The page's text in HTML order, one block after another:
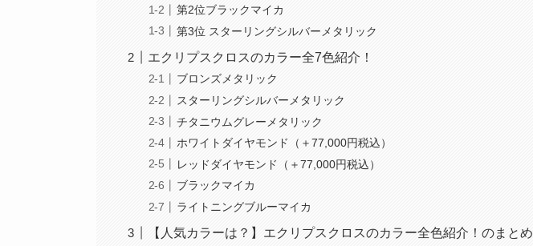
第2位ブラックマイカ
第3位 スターリングシルバーメタリック
エクリプスクロスのカラー全7色紹介！
ブロンズメタリック
スターリングシルバーメタリック
チタニウムグレーメタリック
ホワイトダイヤモンド（＋77,000円税込）
レッドダイヤモンド（＋77,000円税込）
ブラックマイカ
ライトニングブルーマイカ
【人気カラーは？】エクリプスクロスのカラー全色紹介！のまとめ